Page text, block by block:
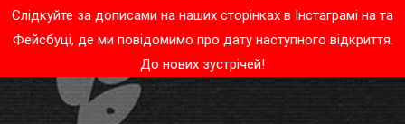
Слідкуйте за дописами на наших сторінках в Інстаграмі на та
Фейсбуці, де ми повідомимо про дату наступного відкриття.
До нових зустрічей!